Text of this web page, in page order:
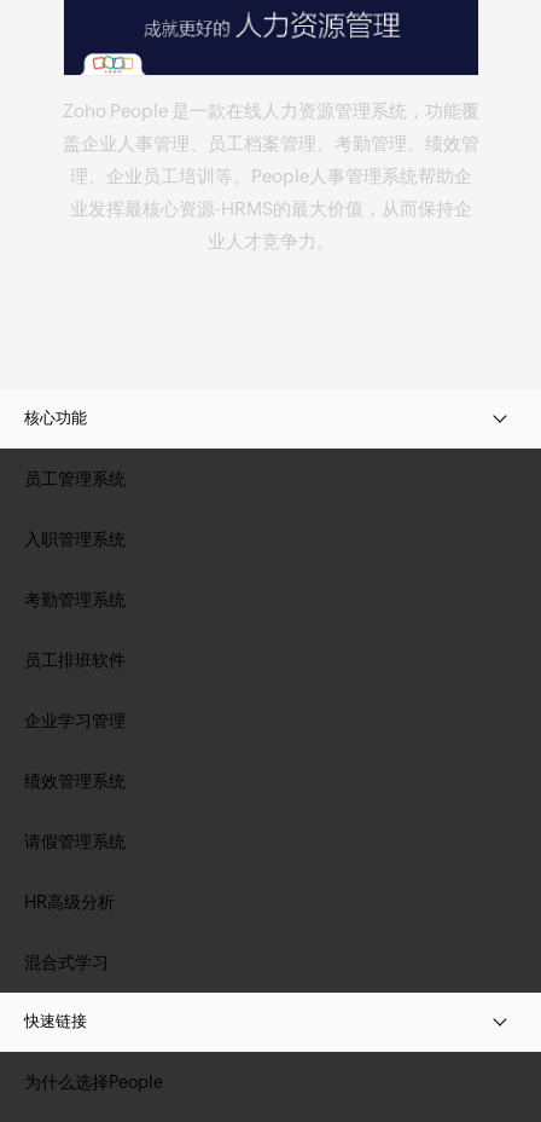
Zoho People 是一款在线人力资源管理系统 ，功能覆
盖企业人事管理、员工档案管理、考勤管理、绩效管
理、企业员工培训等。People人事管理系统帮助企
业发挥最核心资源-HRMS的最大价值，从而保持企
业人才竞争力。
核心功能
员工管理系统
入职管理系统
考勤管理系统
员工排班软件
企业学习管理
绩效管理系统
请假管理系统
HR高级分析
混合式学习
快速链接
为什么选择People